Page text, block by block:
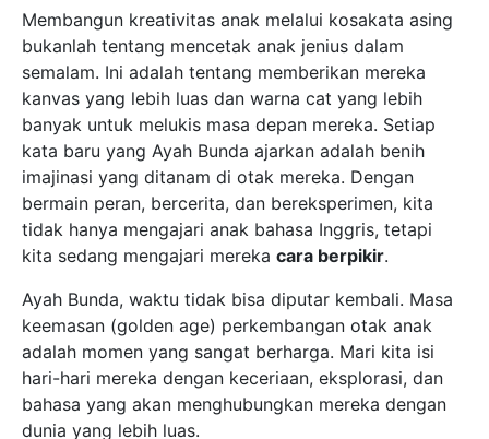
tidak hanya mengajari anak bahasa Inggris, tetapi
kita sedang mengajari merekacara berpikir.
Ayah Bunda, waktu tidak bisa diputar kembali. Masa
keemasan (golden age) perkembangan otak anak
adalah momen yang sangat berharga. Mari kita isi
hari-hari mereka dengan keceriaan, eksplorasi, dan
bahasa yang akan menghubungkan mereka dengan
dunia yang lebih luas.
Bialystok, E. (2011).Reshaping the mind: the
benefits of bilingualism. Canadian Journal of
Experimental Psychology.
Vygotsky, L. S. (1978).Mind in society: The
development of higher psychological processes